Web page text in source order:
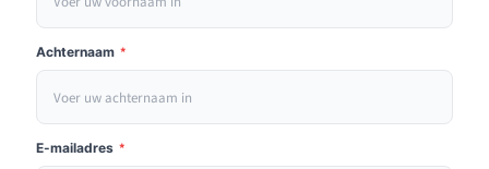
Achternaam *
E-mailadres *